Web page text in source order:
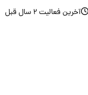
آخرین فعالیت ۲ سال قبل